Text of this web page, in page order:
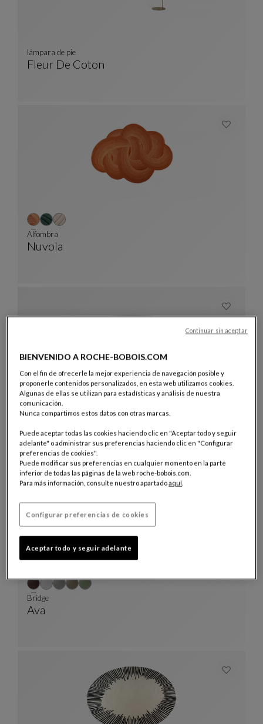
Fleur De Coton
lámpara de pie
Nuvola
Alfombra
Aqua
Mesa De Comedor Redonda
Ver Descripción Completa
mesa de comedor redonda
Ava
Bridge
BIENVENIDO A ROCHE-BOBOIS.COM
Con el fin de ofrecerle la mejor experiencia de navegación posible y
proponerle contenidos personalizados, en esta web utilizamos cookies.
Algunas de ellas se utilizan para estadísticas y análisis de nuestra
comunicación.
Nunca compartimos estos datos con otras marcas.
Puede aceptar todas las cookies haciendo clic en "Aceptar todo y seguir
adelante" o administrar sus preferencias haciendo clic en "Configurar
preferencias de cookies".
Puede modificar sus preferencias en cualquier momento en la parte
inferior de todas las páginas de la web roche-bobois.com.
Para más información, consulte nuestro apartadoaquí.
Configurar preferencias de cookies
Aceptar todo y seguir adelante
Continuar sin aceptar